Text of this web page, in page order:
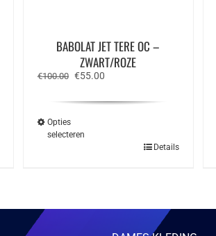
BABOLAT JET TERE OC –
ZWART/ROZE
€100.00 Oorspronkelijke
€100.00.
€55.00Huidige
€55.00.
Opties
selecteren
optie
Details